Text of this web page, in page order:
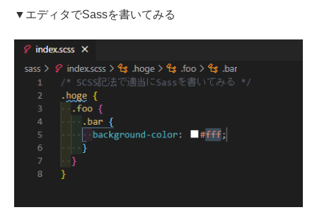
▼エディタでSassを書いてみる